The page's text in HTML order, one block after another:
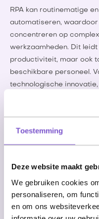
Toestemming
Deze website maakt
We gebruiken cookies
personaliseren, om
en om ons
RPA kan routinematige
automatiseren,
concentreren op
werkzaamheden. Dit
productiviteit, maar ook
beschikbare personeel.
technologische innovatie,
productiviteitsgroei in
Verlichting van de
voor repetitieve taken,
krapte op de
werknemers te